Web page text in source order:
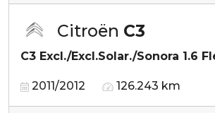
Citroën C3
C3 Excl./Excl.Solar./Sonora 1.6
2011/2012 126.243 km